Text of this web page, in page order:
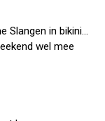
Slangen in bikini...
wel mee